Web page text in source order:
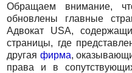
Обращаем внимание,
обновлены главные
Адвокат USA,
страницы, где
другая фирма,
права и в